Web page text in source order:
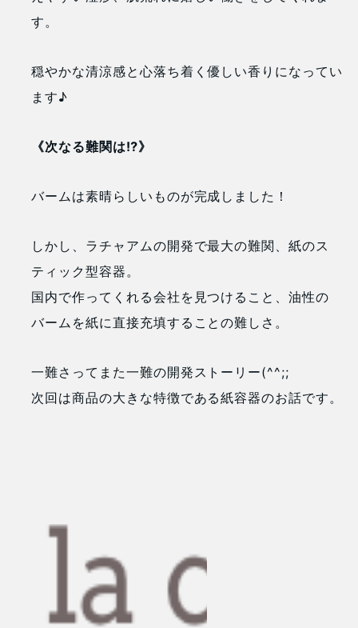
す。
穏やかな清涼感と心落ち着く優しい香りになってい
ます♪
《次なる難関は⁉︎》
バームは素晴らしいものが完成しました！
しかし、ラチャアムの開発で最大の難関、紙のス
ティック型容器。
国内で作ってくれる会社を見つけること、油性の
バームを紙に直接充填することの難しさ。
一難さってまた一難の開発ストーリー(^^;;
次回は商品の大きな特徴である紙容器のお話です。